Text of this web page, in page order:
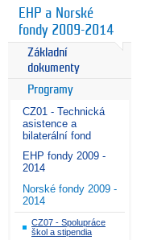
EHP a Norské
fondy 2009-2014
Základní
dokumenty
Programy
CZ01 - Technická
asistence a
bilaterální fond
EHP fondy 2009 -
2014
Norské fondy 2009 -
2014
CZ07 - Spolupráce
škol a stipendia